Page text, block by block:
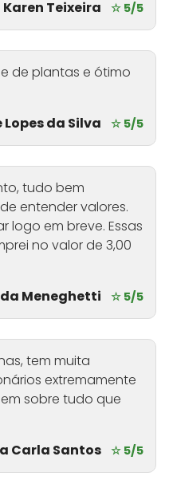
Karen Teixeira ☆ 5/5
de plantas e ótimo
Lopes da Silva
☆ 5/5
tudo bem
entender valores.
logo em breve. Essas
no valor de 3,00
Meneghetti
☆ 5/5
tem muita
extremamente
sobre tudo que
Carla Santos ☆ 5/5